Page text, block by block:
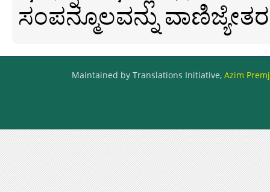
ಸಂಪನ್ಮೂಲವನ್ನು
Maintained by Translations Initiative, Azim